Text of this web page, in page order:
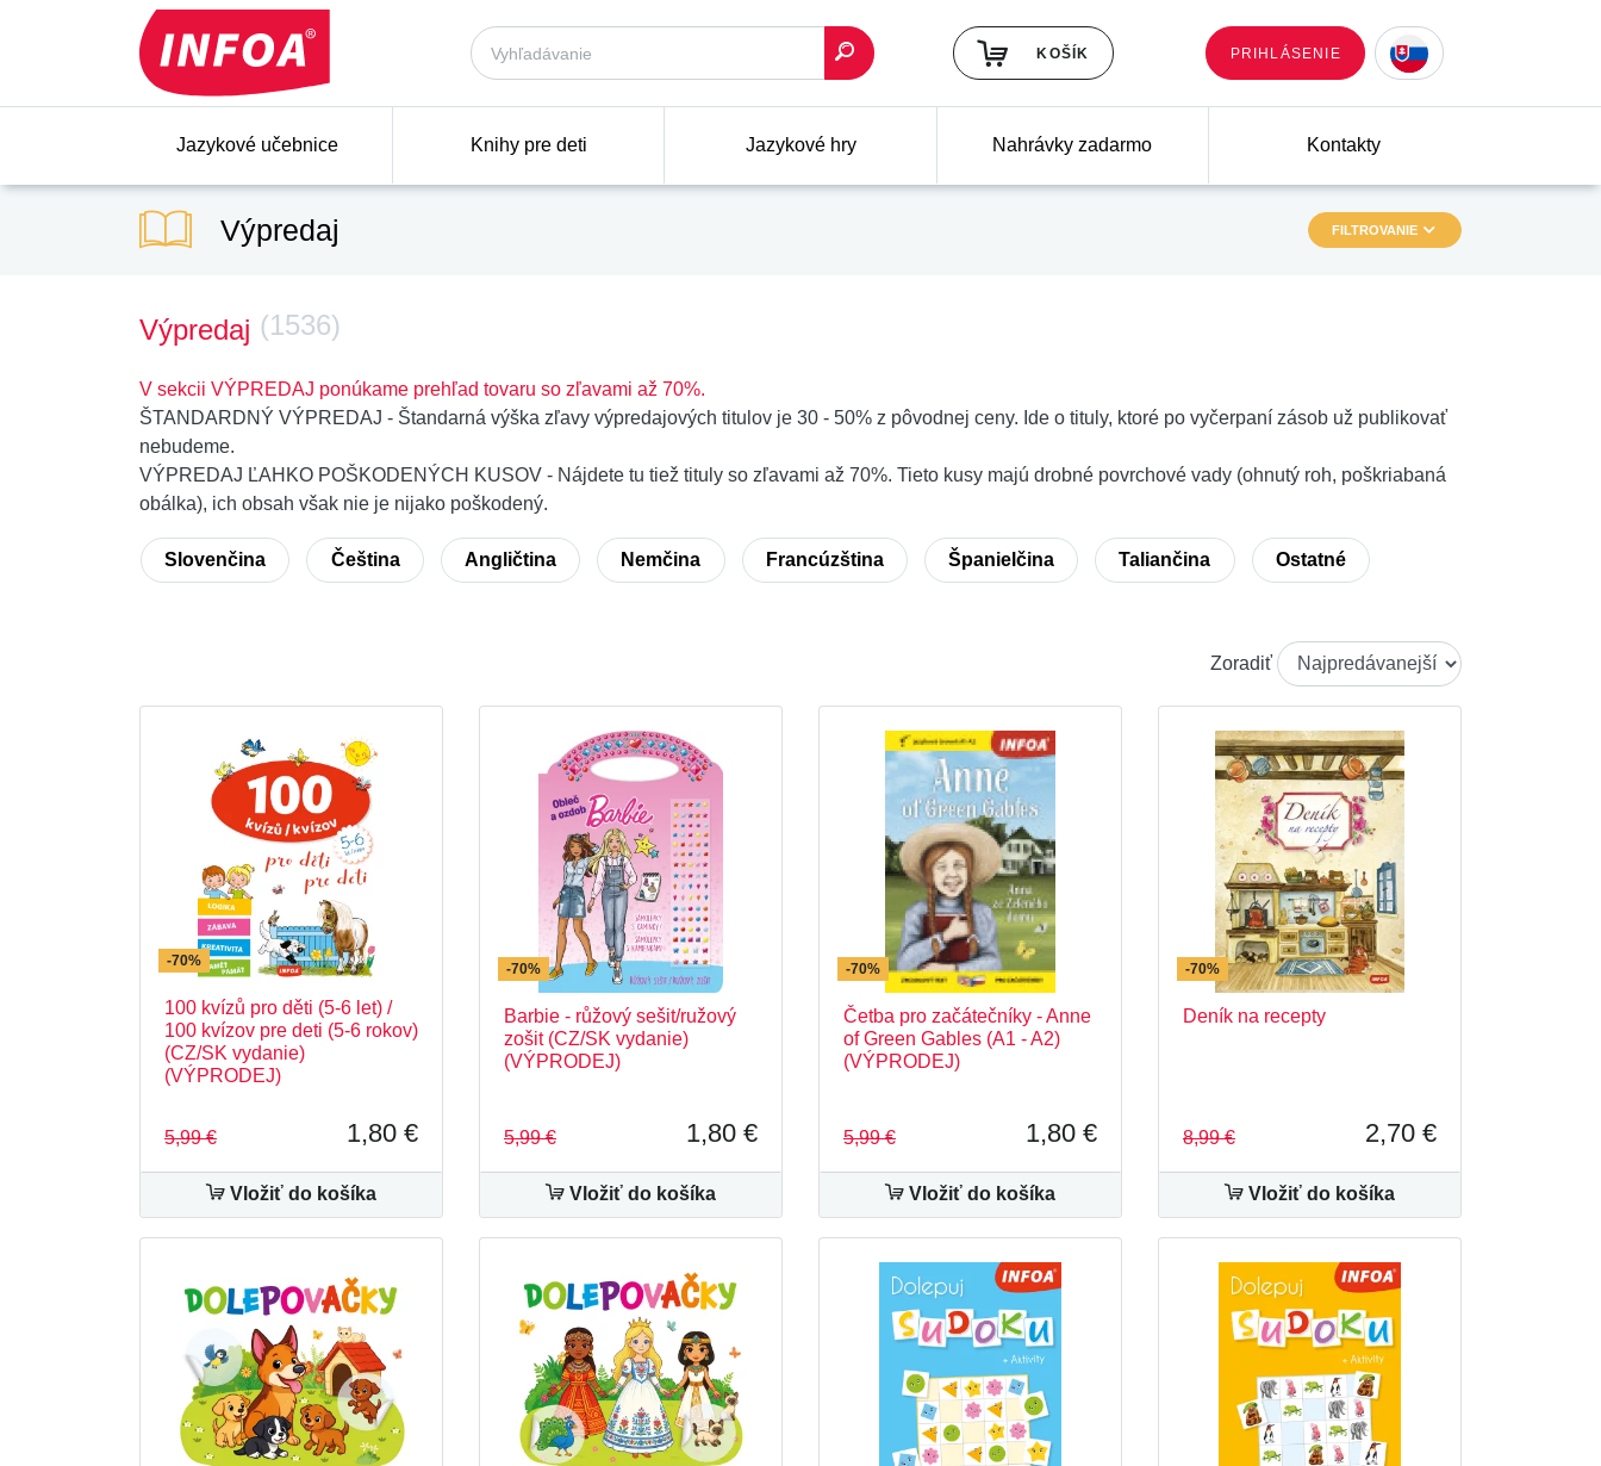
KOŠÍK PRIHLÁSENIE
Jazykové učebnice Knihy pre deti Jazykové hry Nahrávky zadarmo Kontakty
Výpredaj FILTROVANIE
Výpredaj (1536)
V sekcii VÝPREDAJ ponúkame prehľad tovaru so zľavami až 70%.
ŠTANDARDNÝ VÝPREDAJ - Štandarná výška zľavy výpredajových titulov je 30 - 50% z pôvodnej ceny. Ide o tituly, ktoré po vyčerpaní zásob už publikovať
nebudeme.
VÝPREDAJ ĽAHKO POŠKODENÝCH KUSOV - Nájdete tu tiež tituly so zľavami až 70%. Tieto kusy majú drobné povrchové vady (ohnutý roh, poškriabaná
obálka), ich obsah však nie je nijako poškodený.
Slovenčina Čeština Angličtina Nemčina Francúzština Španielčina Taliančina Ostatné
Zoradiť
-70%
100 kvízů pro děti (5-6 let) /
100 kvízov pre deti (5-6 rokov)
(CZ/SK vydanie)
(VÝPRODEJ)
5,99 € 1,80 €
Vložiť do košíka
-70%
Barbie - růžový sešit/ružový
zošit (CZ/SK vydanie)
(VÝPRODEJ)
5,99 € 1,80 €
Vložiť do košíka
-70%
Četba pro začátečníky - Anne
of Green Gables (A1 - A2)
(VÝPRODEJ)
5,99 € 1,80 €
Vložiť do košíka
-70%
Deník na recepty
8,99 € 2,70 €
Vložiť do košíka